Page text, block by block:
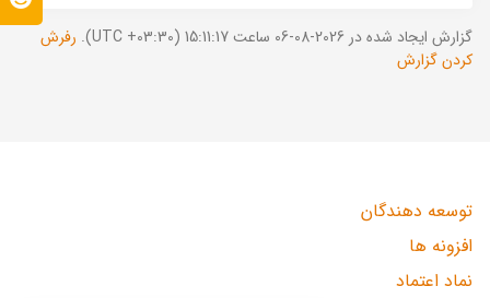
گزارش ایجاد شده در 2026-08-06 ساعت 15:11:17 (UTC +03:30).
رفرش
کردن گزارش
توسعه دهندگان
افزونه ها
نماد اعتماد